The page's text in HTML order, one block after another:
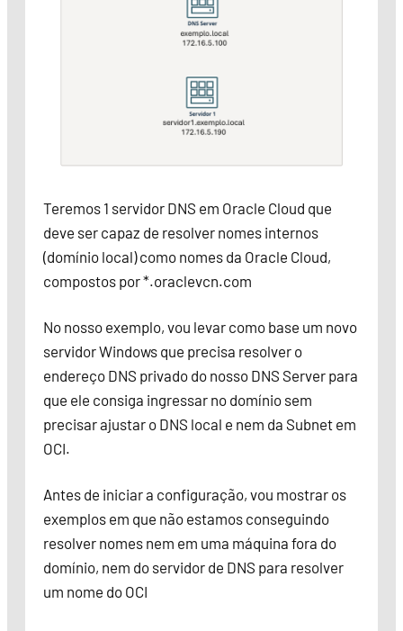
Teremos 1 servidor DNS em Oracle Cloud que
deve ser capaz de resolver nomes internos
(domínio local) como nomes da Oracle Cloud,
compostos por *.oraclevcn.com
No nosso exemplo, vou levar como base um novo
servidor Windows que precisa resolver o
endereço DNS privado do nosso DNS Server para
que ele consiga ingressar no domínio sem
precisar ajustar o DNS local e nem da Subnet em
OCI.
Antes de iniciar a configuração, vou mostrar os
exemplos em que não estamos conseguindo
resolver nomes nem em uma máquina fora do
domínio, nem do servidor de DNS para resolver
um nome do OCI